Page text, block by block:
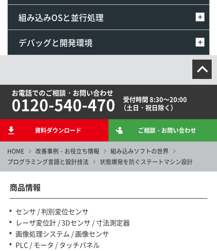
HOME 改善事例・お役立ち情報
組み込みソフトの世界
プログラミング言語と設計技法
状態爆発を防ぐステートマシン設計
組み込みOSと並行処理
デバッグと開発環境
お電話でのご相談・お問い合わせ
0120-540-470
受付時間 8:30～20:00
（土日・祝日除く）
資料ダウンロード ご相談・お問い合わせ
商品情報
センサ / 判別変位センサ
レーザ変位計 / 3Dセンサ / 寸法測定器
画像処理システム / 画像センサ
PLC / モータ / タッチパネル